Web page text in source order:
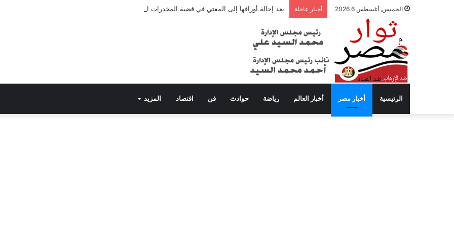
الخميس, أغسطس 6 2026 أخبار عاجلة بعد إحالة أوراقها إلى المفتي في قضية المخدرات الكبرى.. من هي سارة خليفة؟
الرئيسية أخبار مصر أخبار العالم رياضة حوادث فن اقتصاد المزيد